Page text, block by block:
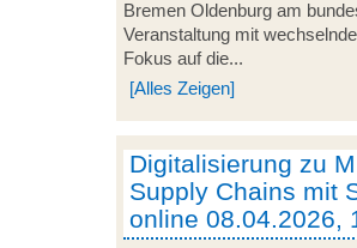
Bremen Oldenburg am
Veranstaltung mit
Fokus auf die...
[Alles Zeigen]
Digitalisierung zu
Supply Chains mit
online 08.04.2026,